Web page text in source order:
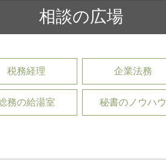
相談の広場
税務経理 企業法務
務の給湯室 秘書のノウハウ